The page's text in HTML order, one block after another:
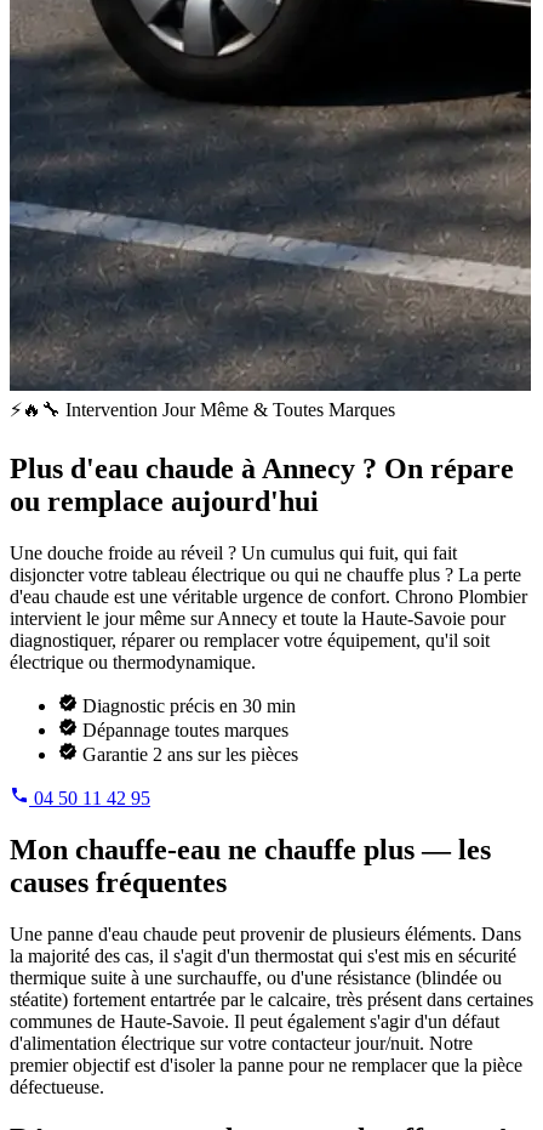
⚡🔥🔧 Intervention Jour Même & Toutes Marques
Plus d'eau chaude à Annecy ? On répare
ou remplace aujourd'hui
Une douche froide au réveil ? Un cumulus qui fuit, qui fait
disjoncter votre tableau électrique ou qui ne chauffe plus ? La perte
d'eau chaude est une véritable urgence de confort. Chrono Plombier
intervient le jour même sur Annecy et toute la Haute-Savoie pour
diagnostiquer, réparer ou remplacer votre équipement, qu'il soit
électrique ou thermodynamique.
Diagnostic précis en 30 min
Dépannage toutes marques
Garantie 2 ans sur les pièces
04 50 11 42 95
Mon chauffe-eau ne chauffe plus — les
causes fréquentes
Une panne d'eau chaude peut provenir de plusieurs éléments. Dans
la majorité des cas, il s'agit d'un thermostat qui s'est mis en sécurité
thermique suite à une surchauffe, ou d'une résistance (blindée ou
stéatite) fortement entartrée par le calcaire, très présent dans certaines
communes de Haute-Savoie. Il peut également s'agir d'un défaut
d'alimentation électrique sur votre contacteur jour/nuit. Notre
premier objectif est d'isoler la panne pour ne remplacer que la pièce
défectueuse.